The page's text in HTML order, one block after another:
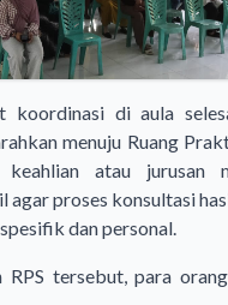
koordinasi di aula
menuju Ruang
atau jurusan
agar proses konsultasi
dan personal.
RPS tersebut, para